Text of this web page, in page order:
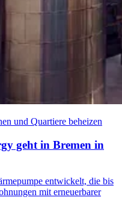
und Quartiere beheizen
geht in Bremen in
entwickelt, die bis
mit erneuerbarer